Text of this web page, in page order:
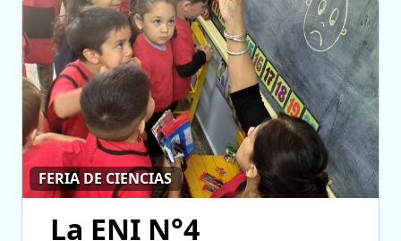
FERIA DE CIENCIAS
La ENI N°4